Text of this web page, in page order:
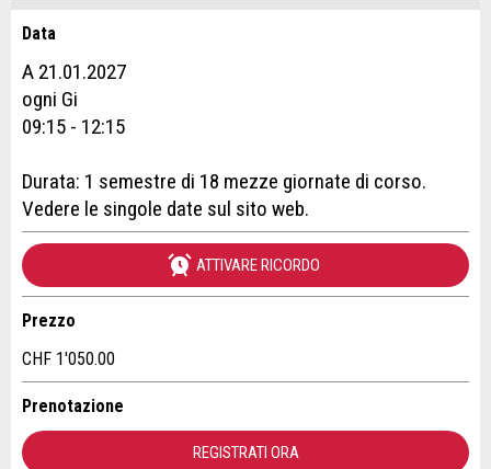
Contestare l'annuncio
Il tuo feedback è molto apprezzato!
Feedback generale
Questo annuncio non è più valido
Annuncio incompleto
Consigliamo l'annuncio
Raccomando questo annuncio agli amici.
* Ingresso richiesto
Prenotazione
Anzahl der Teilnehmer *:
Nome / Cognome *:
Ditta / istituzione:
Data
A 21.01.2027
ogni Gi
09:15 - 12:15
Durata: 1 semestre di 18 mezze giornate di corso.
Vedere le singole date sul sito web.
ATTIVARE RICORDO
Prezzo
CHF 1'050.00
Prenotazione
REGISTRATI ORA